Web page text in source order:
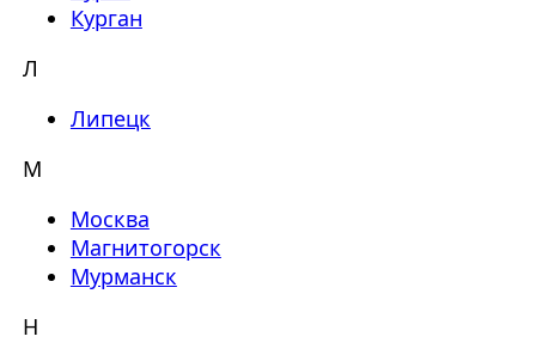
Курган
Л
Липецк
М
Москва
Магнитогорск
Мурманск
Н